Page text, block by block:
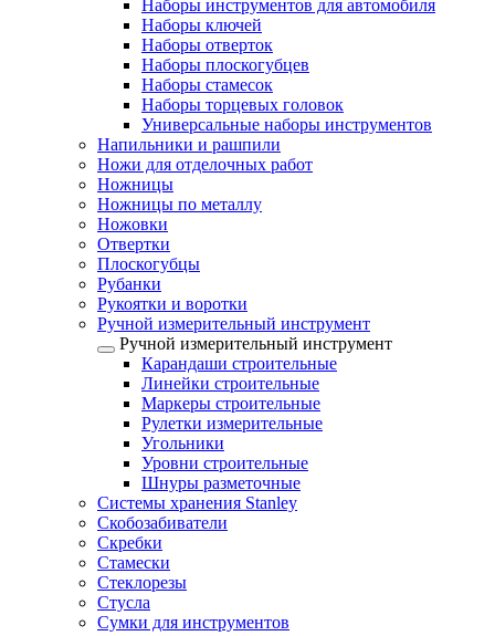
Наборы инструментов для автомобиля
Наборы ключей
Наборы отверток
Наборы плоскогубцев
Наборы стамесок
Наборы торцевых головок
Универсальные наборы инструментов
Напильники и рашпили
Ножи для отделочных работ
Ножницы
Ножницы по металлу
Ножовки
Отвертки
Плоскогубцы
Рубанки
Рукоятки и воротки
Ручной измерительный инструмент
Ручной измерительный инструмент
Карандаши строительные
Линейки строительные
Маркеры строительные
Рулетки измерительные
Угольники
Уровни строительные
Шнуры разметочные
Системы хранения Stanley
Скобозабиватели
Скребки
Стамески
Стеклорезы
Стусла
Сумки для инструментов